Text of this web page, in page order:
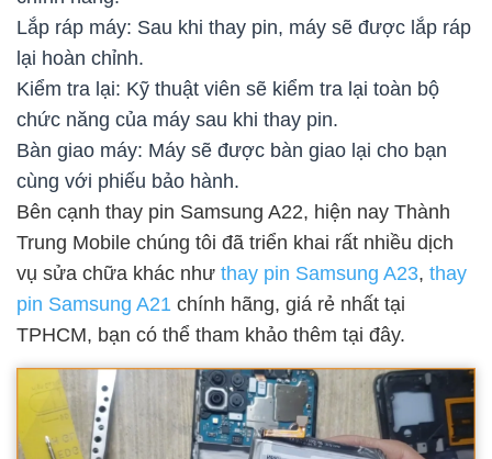
Lắp ráp máy: Sau khi thay pin, máy sẽ được lắp ráp
lại hoàn chỉnh.
Kiểm tra lại: Kỹ thuật viên sẽ kiểm tra lại toàn bộ
chức năng của máy sau khi thay pin.
Bàn giao máy: Máy sẽ được bàn giao lại cho bạn
cùng với phiếu bảo hành.
Bên cạnh thay pin Samsung A22, hiện nay Thành
Trung Mobile chúng tôi đã triển khai rất nhiều dịch
vụ sửa chữa khác như thay pin Samsung A23, thay
pin Samsung A21 chính hãng, giá rẻ nhất tại
TPHCM, bạn có thể tham khảo thêm tại đây.